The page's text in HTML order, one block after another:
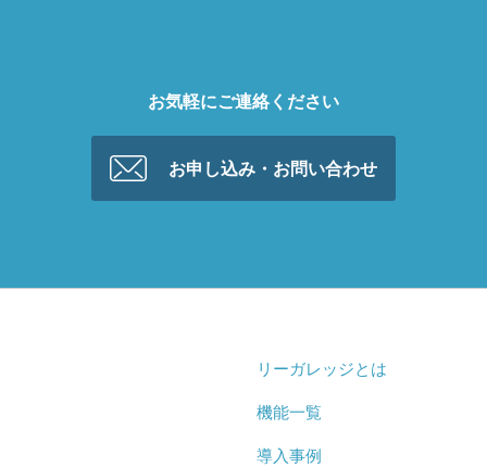
お気軽にご連絡ください
お申し込み・お問い合わせ
リーガレッジとは
機能一覧
導入事例